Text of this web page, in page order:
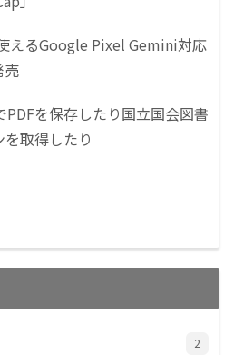
えるGoogle Pixel Gemini対応
売
を保存したり国立国会図書
取得したり
2